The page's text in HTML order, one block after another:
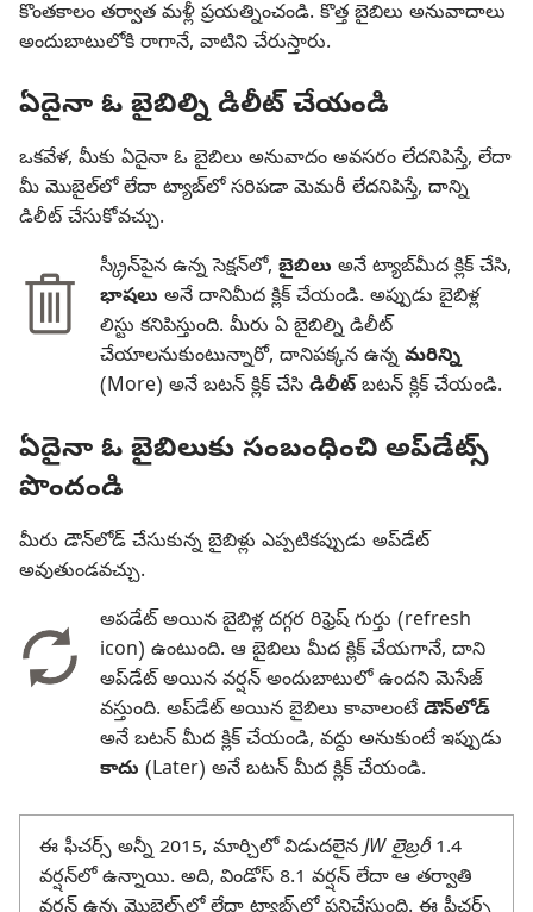
కొంతకాలం తర్వాత మళ్లీ ప్రయత్నించండి. కొత్త బైబిలు అనువాదాలు
అందుబాటులోకి రాగానే, వాటిని చేరుస్తారు.
ఏదైనా ఓ బైబిల్ని డిలీట్‌ చేయండి
ఒకవేళ, మీకు ఏదైనా ఓ బైబిలు అనువాదం అవసరం లేదనిపిస్తే, లేదా
మీ మొబైల్‌లో లేదా ట్యాబ్‌లో సరిపడా మెమరీ లేదనిపిస్తే, దాన్ని
డిలీట్‌ చేసుకోవచ్చు.
స్క్రీన్‌పైన ఉన్న సెక్షన్‌లో, బైబిలు అనే ట్యాబ్‌మీద క్లిక్‌ చేసి,
భాషలు అనే దానిమీద క్లిక్‌ చేయండి. అప్పుడు బైబిళ్ల
లిస్టు కనిపిస్తుంది. మీరు ఏ బైబిల్ని డిలీట్‌
చేయాలనుకుంటున్నారో, దానిపక్కన ఉన్నమరిన్ని
(More) అనే బటన్‌ క్లిక్‌ చేసి డిలీట్‌ బటన్‌ క్లిక్‌ చేయండి.
ఏదైనా ఓ బైబిలుకు సంబంధించి అప్‌డేట్స్‌
పొందండి
మీరు డౌన్‌లోడ్‌ చేసుకున్న బైబిళ్లు ఎప్పటికప్పుడు అప్‌డేట్‌
అవుతుండవచ్చు.
అపడేట్‌ అయిన బైబిళ్ల దగ్గర రిఫ్రెష్‌ గుర్తు (refresh
icon) ఉంటుంది. ఆ బైబిలు మీద క్లిక్‌ చేయగానే, దాని
అప్‌డేట్‌ అయిన వర్షన్‌ అందుబాటులో ఉందని మెసేజ్‌
వస్తుంది. అప్‌డేట్‌ అయిన బైబిలు కావాలంటే డౌన్‌లోడ్‌
అనే బటన్‌ మీద క్లిక్‌ చేయండి, వద్దు అనుకుంటే ఇప్పుడు
కాదు (Later) అనే బటన్‌ మీద క్లిక్‌ చేయండి.
ఈ ఫీచర్స్‌ అన్నీ 2015, మార్చిలో విడుదలైనJW లైబ్రరీ1.4
వర్షన్‌లో ఉన్నాయి. అది, విండోస్‌ 8.1 వర్షన్‌ లేదా ఆ తర్వాతి